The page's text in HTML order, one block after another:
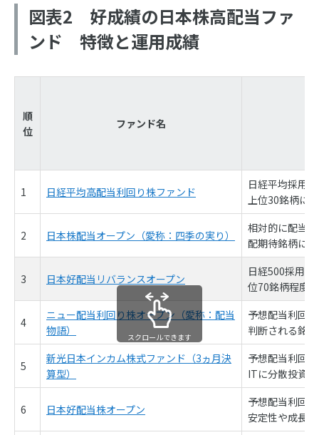
図表2 好成績の日本株高配当ファ
ンド 特徴と運用成績
順
位
ファンド名
1 日経平均高配当利回り株ファンド
日経平均採用
上位30銘柄に
2 日本株配当オープン（愛称：四季の実り）
相対的に配当
配期待銘柄に
3 日本好配当リバランスオープン
日経500採用
位70銘柄程度
4
ニュー配当利回り株オープン（愛称：配当
物語）
予想配当利回
判断される銘
5
新光日本インカム株式ファンド（3ヵ月決
算型）
予想配当利回
ITに分散投資
6 日本好配当株オープン
予想配当利回
安定性や成長
スクロールできます